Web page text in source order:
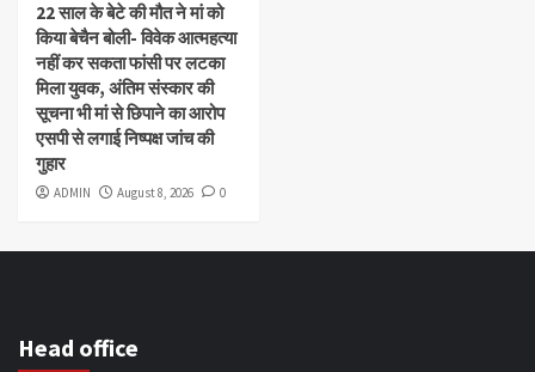
22 साल के बेटे की मौत ने मां को
किया बेचैन बोली- विवेक आत्महत्या
नहीं कर सकता फांसी पर लटका
मिला युवक, अंतिम संस्कार की
सूचना भी मां से छिपाने का आरोप
एसपी से लगाई निष्पक्ष जांच की
गुहार
ADMIN August 8, 2026 0
Head office